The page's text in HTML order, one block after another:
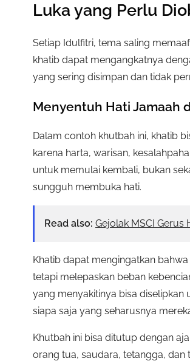
Luka yang Perlu
Setiap Idulfitri, tema saling
khatib dapat mengangkatnya
yang sering disimpan dan tidak
Menyentuh Hati Jamaah
Dalam contoh khutbah ini, khatib
karena harta, warisan,
untuk memulai kembali, bukan
sungguh membuka hati.
Read also: Gejolak MSCI
Khatib dapat mengingatkan
tetapi melepaskan beban
yang menyakitinya bisa
siapa saja yang seharusnya
Khutbah ini bisa ditutup dengan
orang tua, saudara, tetangga, dan